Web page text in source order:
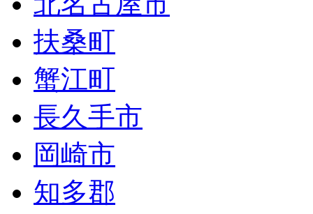
扶桑町
蟹江町
長久手市
岡崎市
知多郡